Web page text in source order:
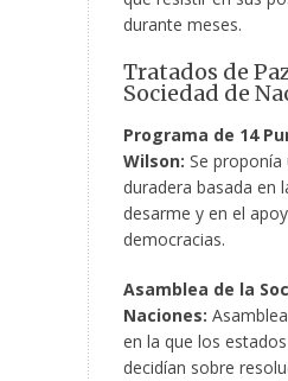
durante meses.
Tratados de
Sociedad de
Programa de 14
Wilson: Se proponía
duradera basada en
desarme y en el
democracias.
Asamblea de la
Naciones:
en la que los
decidían sobre